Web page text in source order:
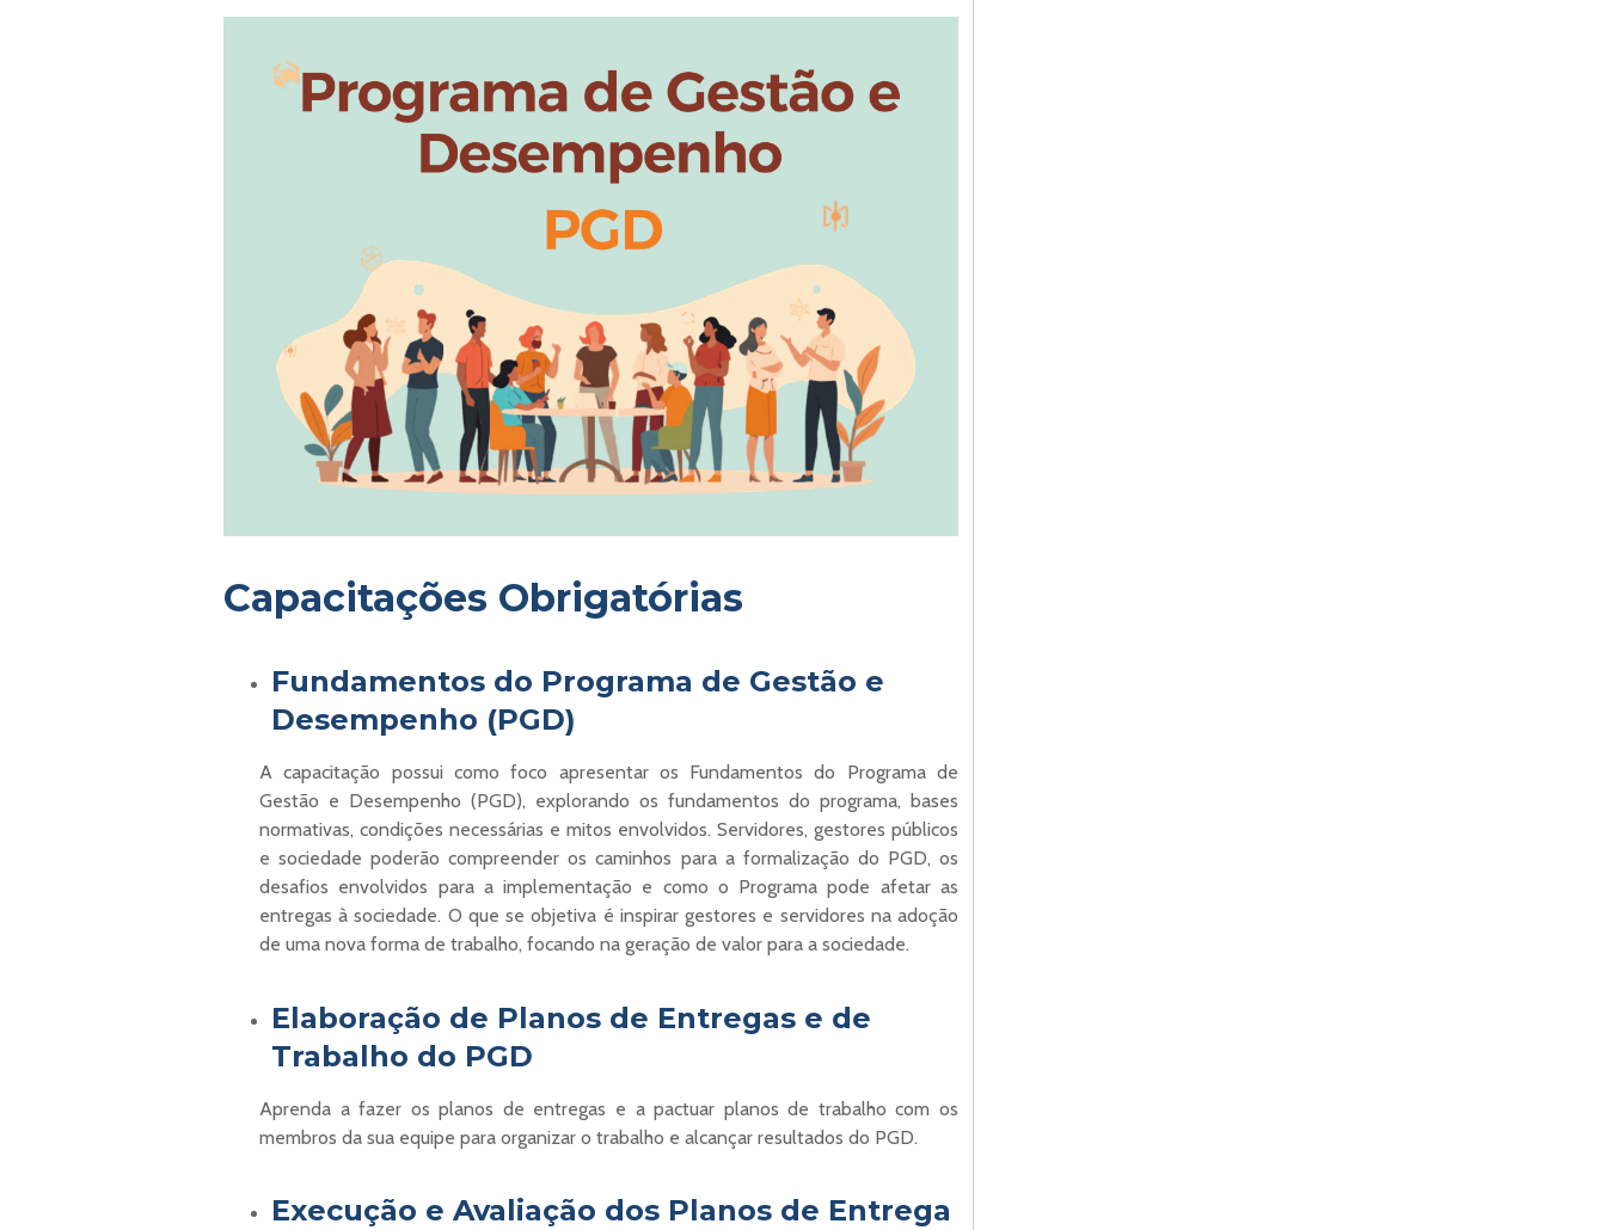
Capacitações Obrigatórias
Fundamentos do Programa de Gestão e
Desempenho (PGD)
A capacitação possui como foco apresentar os Fundamentos do Programa de
Gestão e Desempenho (PGD), explorando os fundamentos do programa, bases
normativas, condições necessárias e mitos envolvidos. Servidores, gestores públicos
e sociedade poderão compreender os caminhos para a formalização do PGD, os
desafios envolvidos para a implementação e como o Programa pode afetar as
entregas à sociedade. O que se objetiva é inspirar gestores e servidores na adoção
de uma nova forma de trabalho, focando na geração de valor para a sociedade.
Elaboração de Planos de Entregas e de
Trabalho do PGD
Aprenda a fazer os planos de entregas e a pactuar planos de trabalho com os
membros da sua equipe para organizar o trabalho e alcançar resultados do PGD.
Execução e Avaliação dos Planos de Entrega